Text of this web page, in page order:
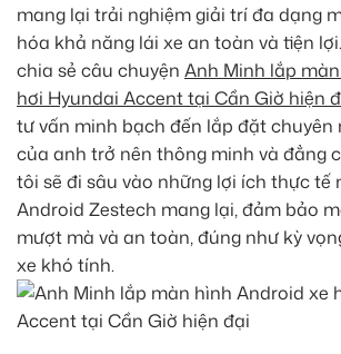
mang lại trải nghiệm giải trí đa dạng
hóa khả năng lái xe an toàn và tiện
chia sẻ câu chuyện Anh Minh lắp
hơi Hyundai Accent tại Cần Giờ hiện
tư vấn minh bạch đến lắp đặt chuyên
của anh trở nên thông minh và đẳng
tôi sẽ đi sâu vào những lợi ích thực tế
Android Zestech mang lại, đảm bảo
mượt mà và an toàn, đúng như kỳ
xe khó tính.